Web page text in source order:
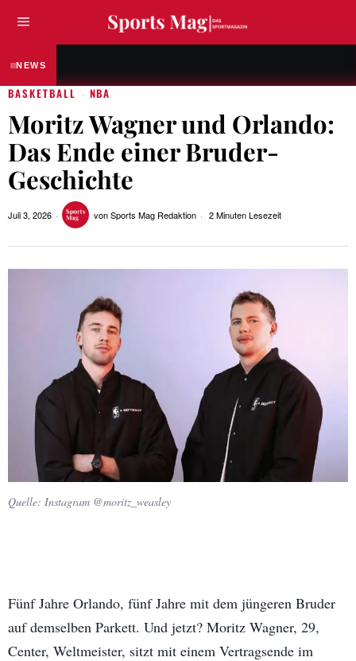
NEWS
BASKETBALL · NBA
Moritz Wagner und Orlando:
Das Ende einer Bruder-
Geschichte
Juli 3, 2026 vonSports Mag Redaktion 2 Minuten Lesezeit
Quelle: Instagram @moritz_weasley
Fünf Jahre Orlando, fünf Jahre mit dem jüngeren Bruder
auf demselben Parkett. Und jetzt? Moritz Wagner, 29,
Center, Weltmeister, sitzt mit einem Vertragsende im